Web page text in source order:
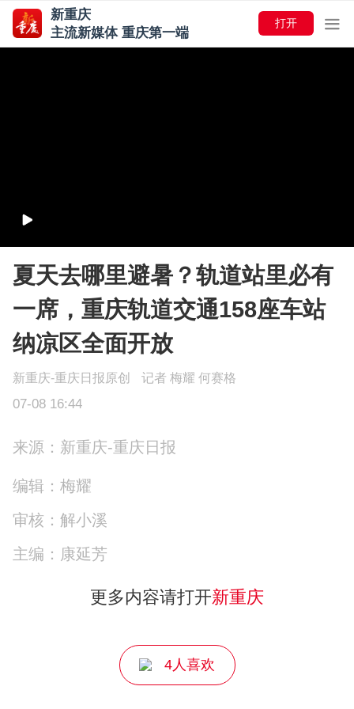
新重庆
主流新媒体 重庆第一端
打开
夏天去哪里避暑？轨道站里必有
一席，重庆轨道交通158座车站
纳凉区全面开放
新重庆-重庆日报原创 记者 梅耀 何赛格
07-08 16:44
来源：新重庆-重庆日报
编辑：梅耀
审核：解小溪
主编：康延芳
更多内容请打开新重庆
4人喜欢